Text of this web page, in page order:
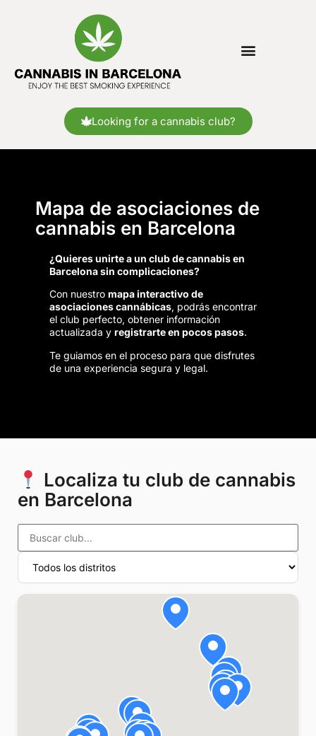
Looking for a cannabis club?
Mapa de asociaciones de
cannabis en Barcelona
¿Quieres unirte a un club de cannabis en
Barcelona sin complicaciones?
Con nuestro mapa interactivo de
asociaciones cannábicas, podrás encontrar
el club perfecto, obtener información
actualizada y registrarte en pocos pasos.
Te guiamos en el proceso para que disfrutes
de una experiencia segura y legal.
Localiza tu club de cannabis
en Barcelona